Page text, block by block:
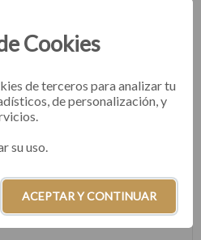
Cookies
de terceros para analizar tu
de personalización, y
su uso.
ACEPTAR Y CONTINUAR